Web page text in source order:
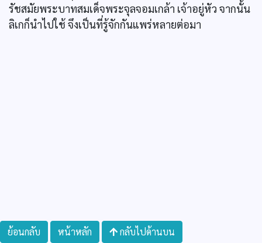
รัชสมัยพระบาทสมเด็จพระจุลจอมเกล้า เจ้าอยู่หัว จากนั้น
ลิเกก็นำไปใช้ จึงเป็นที่รู้จักกันแพร่หลายต่อมา
ย้อนกลับ หน้าหลัก กลับไปด้านบน